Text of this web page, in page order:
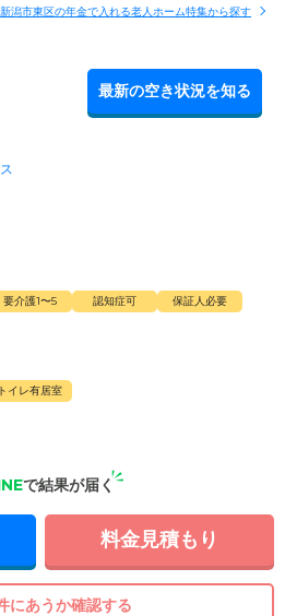
新潟市東区の年金で入れる老人ホーム特集から探す
最新の空き状況を知る
要介護1〜5 認知症可
保証人必要
トイレ有居室
で結果が届く
料金見積もり
にあうか確認する